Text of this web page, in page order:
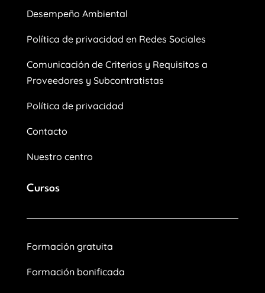
Desempeño Ambiental
Política de privacidad en Redes Sociales
Comunicación de Criterios y Requisitos a
Proveedores y Subcontratistas
Política de privacidad
Contacto
Nuestro centro
Cursos
Formación gratuita
Formación bonificada